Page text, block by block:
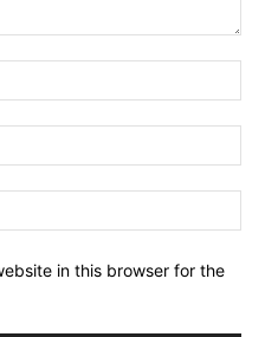
in this browser for the